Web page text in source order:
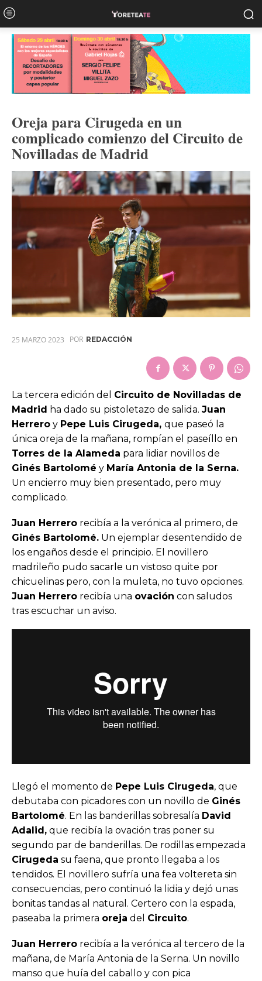
Oreja para Cirugeda en un
complicado comienzo del Circuito de
Novilladas de Madrid
25 MARZO 2023 POR REDACCIÓN
La tercera edición del Circuito de Novilladas de
Madrid ha dado su pistoletazo de salida. Juan
Herrero y Pepe Luis Cirugeda, que paseó la
única oreja de la mañana, rompían el paseíllo en
Torres de la Alameda para lidiar novillos de
Ginés Bartolomé y María Antonia de la Serna.
Un encierro muy bien presentado, pero muy
complicado.
Juan Herrero recibía a la verónica al primero, de
Ginés Bartolomé. Un ejemplar desentendido de
los engaños desde el principio. El novillero
madrileño pudo sacarle un vistoso quite por
chicuelinas pero, con la muleta, no tuvo opciones.
Juan Herrero recibía una ovación con saludos
tras escuchar un aviso.
Llegó el momento de Pepe Luis Cirugeda, que
debutaba con picadores con un novillo de Ginés
Bartolomé. En las banderillas sobresalía David
Adalid, que recibía la ovación tras poner su
segundo par de banderillas. De rodillas empezada
Cirugeda su faena, que pronto llegaba a los
tendidos. El novillero sufría una fea voltereta sin
consecuencias, pero continuó la lidia y dejó unas
bonitas tandas al natural. Certero con la espada,
paseaba la primera oreja del Circuito.
Juan Herrero recibía a la verónica al tercero de la
mañana, de María Antonia de la Serna. Un novillo
manso que huía del caballo y con pica